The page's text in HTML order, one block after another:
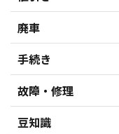
廃車
手続き
故障・修理
豆知識